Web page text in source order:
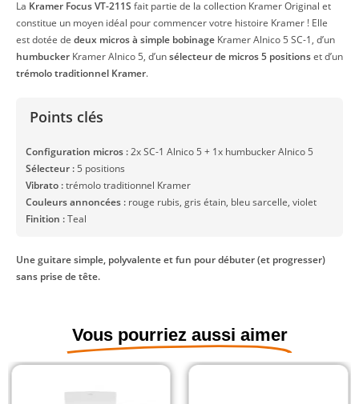
La Kramer Focus VT-211S fait partie de la collection Kramer Original et
constitue un moyen idéal pour commencer votre histoire Kramer ! Elle
est dotée de deux micros à simple bobinage Kramer Alnico 5 SC-1, d’un
humbucker Kramer Alnico 5, d’unsélecteur de micros 5 positionset d’un
trémolo traditionnel Kramer.
️ Points clés
Configuration micros :2x SC-1 Alnico 5 + 1x humbucker Alnico 5
Sélecteur : 5 positions
Vibrato :trémolo traditionnel Kramer
Couleurs annoncées : rouge rubis, gris étain, bleu sarcelle, violet
Finition :Teal
Une guitare simple, polyvalente et fun pour débuter (et progresser)
sans prise de tête.
Vous pourriez aussi aimer